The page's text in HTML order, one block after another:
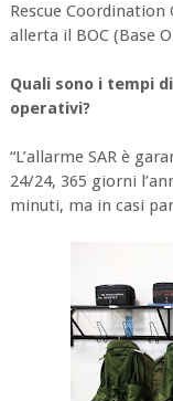
Rescue Coordination
allerta il BOC (Base
Quali sono i tempi
operativi?
“L’allarme SAR è
24/24, 365 giorni
minuti, ma in casi